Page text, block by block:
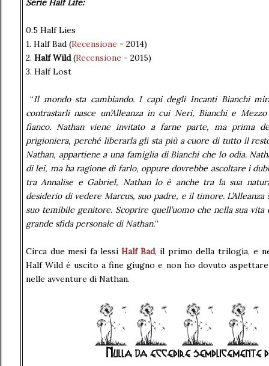
0.5 Half Lies
1. Half Bad (Recensione - 2014)
2. Half Wild (Recensione - 2015)
3. Half Lost
“Il mondo sta cambiando. I capi degli Incanti Bianchi
contrastarli nasce un’Alleanza in cui Neri, Bianchi e
fianco. Nathan viene invitato a farne parte, ma prima
prigioniera, perché liberarla gli sta più a cuore di tutto il
Nathan, appartiene a una famiglia di Bianchi che lo odia.
di lei, ma ha ragione di farlo, oppure dovrebbe ascoltare i
tra Annalise e Gabriel, Nathan lo è anche tra la sua
desiderio di vedere Marcus, suo padre, e il timore.
suo temibile genitore. Scoprire quell’uomo che nella sua vita
grande sfida personale di Nathan.”
Circa due mesi fa lessi Half Bad, il primo della trilogia, e
Half Wild è uscito a fine giugno e non ho dovuto
nelle avventure di Nathan.